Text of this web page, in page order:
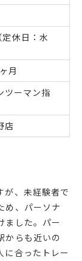
休日：水
月
ツーマン指
店
が、未経験者で
め、パーソナ
ました。パー
からも近いの
に合ったトレー